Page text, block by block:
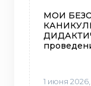
МОИ
1 июня